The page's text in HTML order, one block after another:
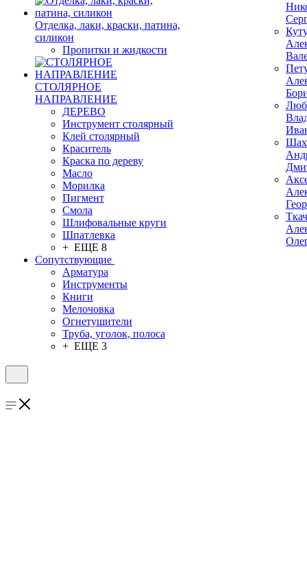
Отделка, лаки, краски, патина,
силикон
Пропитки и жидкости
СТОЛЯРНОЕ
НАПРАВЛЕНИЕ
ДЕРЕВО
Инструмент столярный
Клей столярный
Краситель
Краска по дереву
Масло
Морилка
Пигмент
Смола
Шлифовальные круги
Шпатлевка
+ ЕЩЕ 8
Сопутствующие
Арматура
Инструменты
Книги
Мелочовка
Огнетушители
Труба, уголок, полоса
+ ЕЩЕ 3